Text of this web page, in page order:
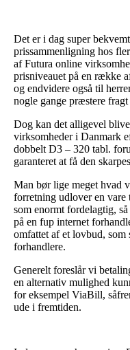
Det er i dag super
prissammenligning hos
af Futura online
prisniveauet på en række
og endvidere også til
nogle gange præstere fragt
Dog kan det alligevel
virksomheder i Danmark
dobbelt D3 – 320 tabl.
garanteret at få den
Man bør lige meget hvad
forretning udlover en vare
som enormt fordelagtig,
på en fup internet
omfattet af et lovbud,
forhandlere.
Generelt foreslår vi
en alternativ mulighed
for eksempel ViaBill,
ude i fremtiden.